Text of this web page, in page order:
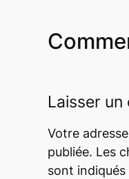
Laisser
Votre
publiée. Les
sont indiqués